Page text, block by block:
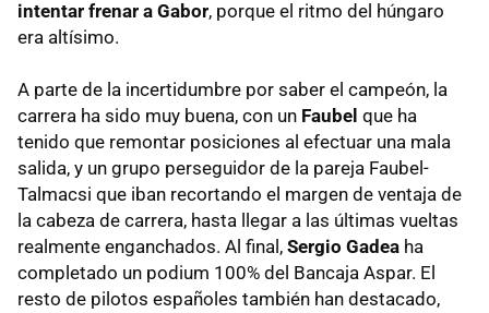
intentar frenar a Gabor, porque el ritmo del húngaro
era altísimo.
A parte de la incertidumbre por saber el campeón, la
carrera ha sido muy buena, con un Faubel que ha
tenido que remontar posiciones al efectuar una mala
salida, y un grupo perseguidor de la pareja Faubel-
Talmacsi que iban recortando el margen de ventaja de
la cabeza de carrera, hasta llegar a las últimas vueltas
realmente enganchados. Al final, Sergio Gadea ha
completado un podium 100% del Bancaja Aspar. El
resto de pilotos españoles también han destacado,